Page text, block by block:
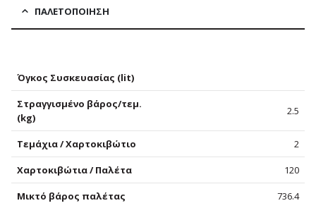
ΠΑΛΕΤΟΠΟΊΗΣΗ
Όγκος Συσκευασίας (lit)
Στραγγισμένο βάρος/τεμ.
(kg)
2.5
Τεμάχια / Χαρτοκιβώτιο 2
Χαρτοκιβώτια / Παλέτα 120
Μικτό βάρος παλέτας 736.4